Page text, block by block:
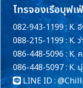
โทรจองเรือบุฟเ
082-943-1199 : K.
088-215-1199 : K. ว่
086-448-5096 : K.
086-448-5097 : K.
LINE ID :